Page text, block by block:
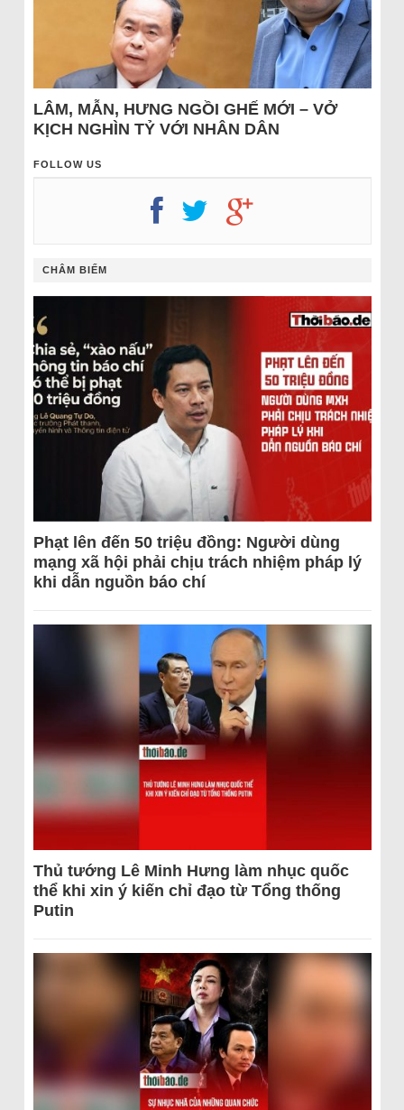
LÂM, MẪN, HƯNG NGỒI GHẾ MỚI – VỞ
KỊCH NGHÌN TỶ VỚI NHÂN DÂN
FOLLOW US
CHÂM BIẾM
Phạt lên đến 50 triệu đồng: Người dùng
mạng xã hội phải chịu trách nhiệm pháp lý
khi dẫn nguồn báo chí
Thủ tướng Lê Minh Hưng làm nhục quốc
thể khi xin ý kiến chỉ đạo từ Tổng thống
Putin